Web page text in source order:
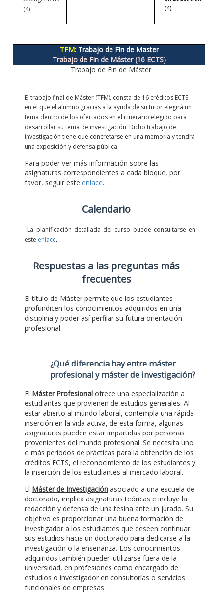
(4)
(4)
TFM: Trabajo de Fin de Master
Trabajo de Fin de Máster (16 ECTS)
Trabajo de Fin de Máster
El trabajo final de Máster (TFM), consta de 16 créditos ECTS,
en el que el alumno gracias a la ayuda de su tutor elegirá un
tema dentro de los ofertados en el itinerario elegido para
desarrollar su tema de investigación. Dicho trabajo de
investigación tiene que concretarse en una memoria y tendrá
una exposición y defensa pública.
Para poder ver más información sobre las
asignaturas correspondientes a cada bloque, por
favor, seguir este enlace.
Calendario
La planificación detallada del curso puede consultarse en
este enlace.
Respuestas a las preguntas más
frecuentes
El título de Máster permite que los estudiantes
profundicen los conocimientos adquiridos en una
disciplina y poder así perfilar su futura orientación
profesional.
¿Qué diferencia hay entre máster
profesional y máster de investigación?
El Máster Profesional ofrece una especialización a
estudiantes que provienen de estudios generales. Al
estar abierto al mundo laboral, contempla una rápida
inserción en la vida activa, de esta forma, algunas
asignaturas pueden estar impartidas por personas
provenientes del mundo profesional. Se necesita uno
o más periodos de prácticas para la obtención de los
créditos ECTS, el reconocimiento de los estudiantes y
la inserción de los estudiantes al mercado laboral.
El Máster de Investigación asociado a una escuela de
doctorado, implica asignaturas teóricas e incluye la
redacción y defensa de una tesina ante un jurado. Su
objetivo es proporcionar una buena formación de
investigador a los estudiantes que deseen continuar
sus estudios hacia un doctorado para dedicarse a la
investigación o la enseñanza. Los conocimientos
adquiridos también pueden utilizarse fuera de la
universidad, en profesiones como encargado de
estudios o investigador en consultorías o servicios
funcionales de empresas.